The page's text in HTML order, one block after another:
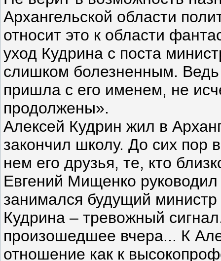
Архангельской области
относит это к области
уход Кудрина с поста
слишком болезненным.
пришла с его именем, не
продолжены».
Алексей Кудрин жил в
закончил школу. До сих пор
нем его друзья, те, кто
Евгений Мищенко
занимался будущий
Кудрина – тревожный
произошедшее вчера... К
отношение как к